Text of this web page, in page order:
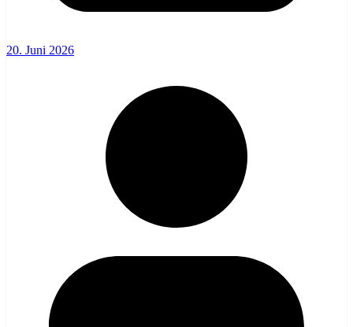
20. Juni 2026